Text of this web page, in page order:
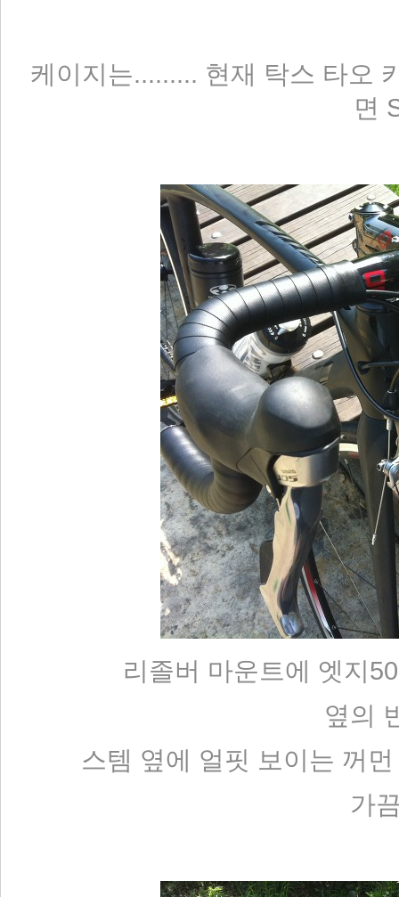
케이지는......... 현재 탁스 타오
면
리졸버 마운트에 엣지
옆의
스템 옆에 얼핏 보이는 꺼
가